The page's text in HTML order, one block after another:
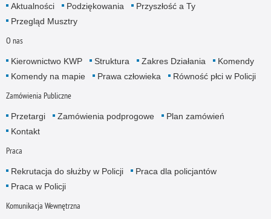
Aktualności Podziękowania
Przyszłość a Ty
Przegląd Musztry
O nas
Kierownictwo KWP Struktura Zakres Działania
Komendy
Komendy na mapie
Prawa człowieka Równość płci w Policji
Zamówienia Publiczne
Przetargi Zamówienia podprogowe
Plan zamówień
Kontakt
Praca
Rekrutacja do służby w Policji
Praca dla policjantów
Praca w Policji
Komunikacja Wewnętrzna